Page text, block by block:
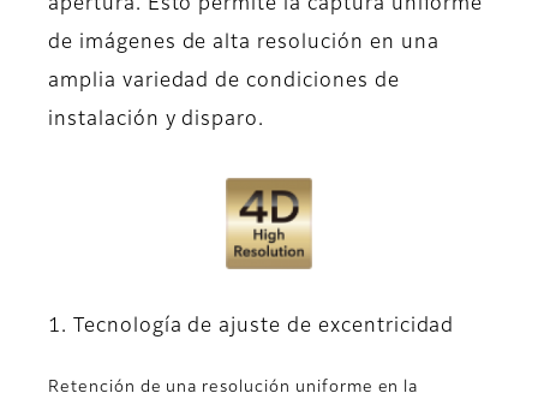
apertura. Esto permite la captura uniforme
de imágenes de alta resolución en una
amplia variedad de condiciones de
instalación y disparo.
1. Tecnología de ajuste de excentricidad
Retención de una resolución uniforme en la